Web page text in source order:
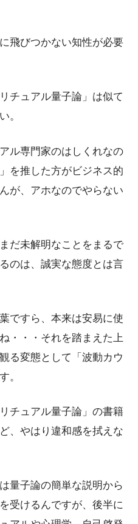
飛びつかない知性が必要
チュアル量子論」は似て
。
ル専門家のはしくれなの
を推した方がビジネス的
が、アホなのでやらない
だ未解明なことをまるで
のは、誠実な態度とは言
ですら、本来は安易に使
・・・それを踏まえた上
る変態として「波動カウ
。
チュアル量子論」の書籍
、やはり違和感を拭えな
量子論の簡単な説明から
受けるんですが、後半に